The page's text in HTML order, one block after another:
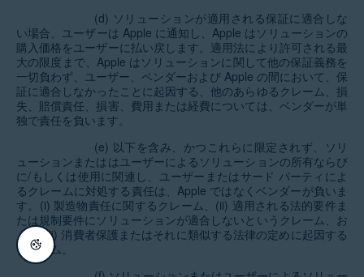
(d) ソリューションが適用される保証に適合しな
い場合、ユーザーは Apple に通知し、Apple はソリューションの
購入価格をユーザーに払い戻します。適用法により許可される最
大の限度まで、Apple はソリューションに関して他の保証義務を
一切負わず、ユーザー、ベンダーおよび Apple の間において、保
証に適合しなかったことに起因する、他のあらゆるクレーム、損
失、賠償責任、損害、費用または経費については、ベンダーが単
独で責任を負います。
(e) 以下を含み、かつこれらに限定されず、ソリ
ューションまたははユーザーによるソリューションの所有ならび
に/もしくは使用に関連し、ユーザーまたはサード パーティによ
るクレームに対処する責任は、Apple ではなくベンダーが負いま
す。(i) 製造物責任に関するクレーム、(ii) 適用される法的要件ま
たは規制要件にソリューションが適合しないというクレーム、お
よび (iii) 消費者保護またはそれに類似する法律の定めに起因する
クレーム。